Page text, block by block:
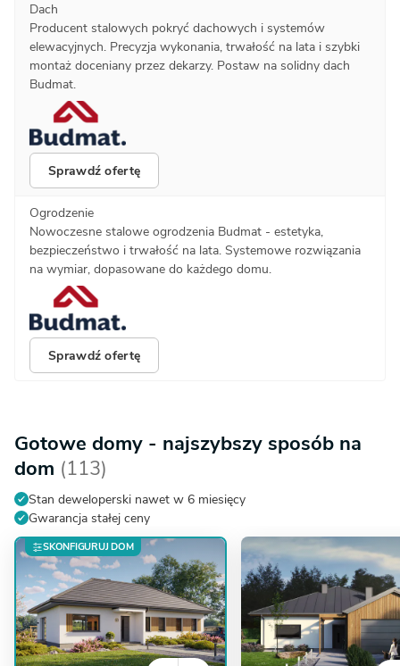
Dach
Producent stalowych pokryć dachowych i systemów
elewacyjnych. Precyzja wykonania, trwałość na lata i szybki
montaż doceniany przez dekarzy. Postaw na solidny dach
Budmat.
Sprawdź ofertę
Ogrodzenie
Nowoczesne stalowe ogrodzenia Budmat - estetyka,
bezpieczeństwo i trwałość na lata. Systemowe rozwiązania
na wymiar, dopasowane do każdego domu.
Sprawdź ofertę
Gotowe domy - najszybszy sposób na
dom (113)
Stan deweloperski nawet w 6 miesięcy
Gwarancja stałej ceny
SKONFIGURUJ DOM